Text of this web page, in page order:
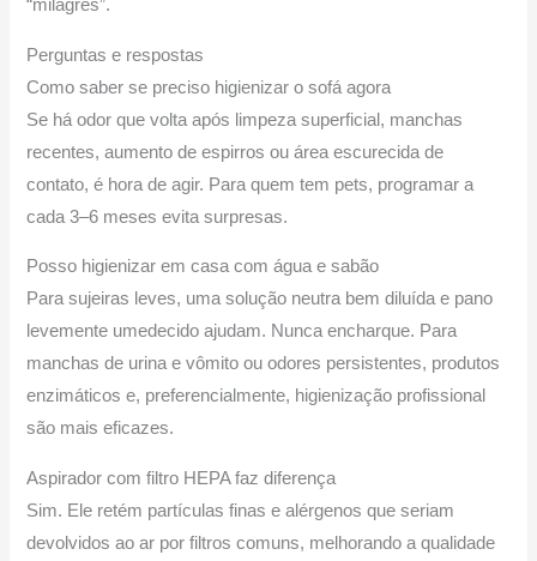
“milagres”.
Perguntas e respostas
Como saber se preciso higienizar o sofá agora
Se há odor que volta após limpeza superficial, manchas
recentes, aumento de espirros ou área escurecida de
contato, é hora de agir. Para quem tem pets, programar a
cada 3–6 meses evita surpresas.
Posso higienizar em casa com água e sabão
Para sujeiras leves, uma solução neutra bem diluída e pano
levemente umedecido ajudam. Nunca encharque. Para
manchas de urina e vômito ou odores persistentes, produtos
enzimáticos e, preferencialmente, higienização profissional
são mais eficazes.
Aspirador com filtro HEPA faz diferença
Sim. Ele retém partículas finas e alérgenos que seriam
devolvidos ao ar por filtros comuns, melhorando a qualidade